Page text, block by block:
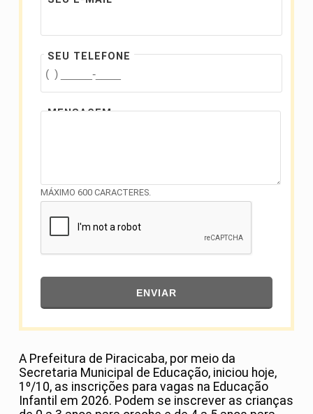
SEU TELEFONE
MENSAGEM
MÁXIMO 600 CARACTERES.
ENVIAR
A Prefeitura de Piracicaba, por meio da
Secretaria Municipal de Educação, iniciou hoje,
1º/10, as inscrições para vagas na Educação
Infantil em 2026. Podem se inscrever as crianças